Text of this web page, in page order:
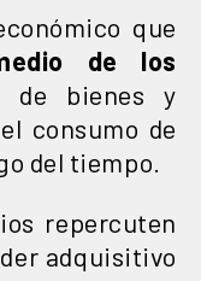
que
de los
de bienes y
consumo de
del tiempo.
repercuten
adquisitivo